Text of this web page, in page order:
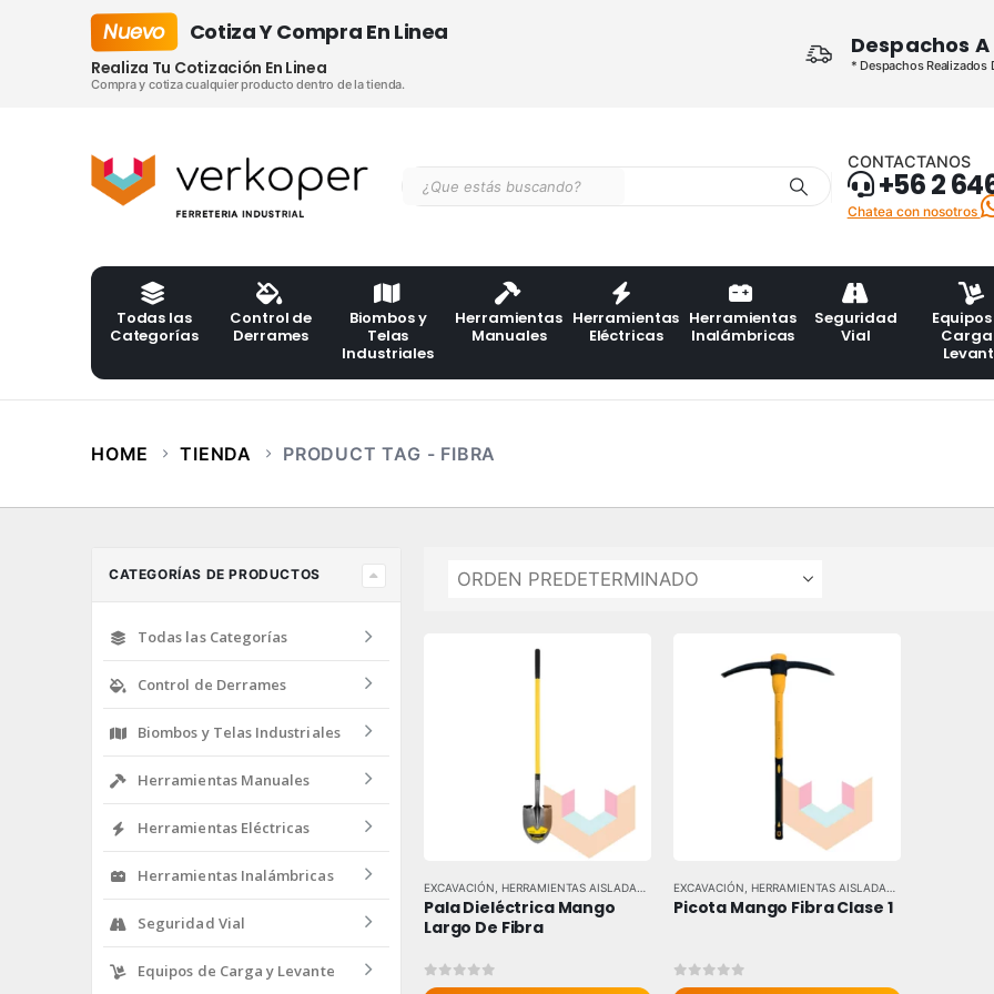
Despachos
* Despachos Realizados
Nuevo Cotiza Y Compra En Linea
Realiza Tu Cotización En Linea
Compra y cotiza cualquier producto dentro de la tienda.
CONTACTANOS
+56 2
Chatea con nosotros
Todas las
Categorías
Control de
Derrames
Biombos y
Telas
Industriales
Herramientas
Manuales
Herramientas
Eléctricas
Herramientas
Inalámbricas
Seguridad
Vial
HOME TIENDA PRODUCT TAG - FIBRA
EXCAVACIÓN HERRAMIENTAS AISLADAS HERRAMIENTAS MANUALES,TODAS LAS MARCAS
Pala Dieléctrica Mango
Largo De Fibra
0out of 5
EXCAVACIÓN HERRAMIENTAS AISLADAS
Picota Mango Fibra Clase 1
0out of 5
CATEGORÍAS DE PRODUCTOS
Todas las Categorías
Control de Derrames
Biombos y Telas Industriales
Herramientas Manuales
Herramientas Eléctricas
Herramientas Inalámbricas
Seguridad Vial
Equipos de Carga y Levante